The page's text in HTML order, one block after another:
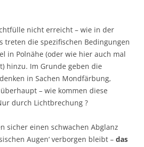
nicht erreicht – wie in der
treten die spezifischen Bedingungen
in Polnähe (oder wie hier auch mal
hinzu. Im Grunde geben die
in Sachen Mondfärbung,
– wie kommen diese
durch Lichtbrechung ?
sicher einen schwachen Abglanz
Augen‘ verborgen bleibt – das